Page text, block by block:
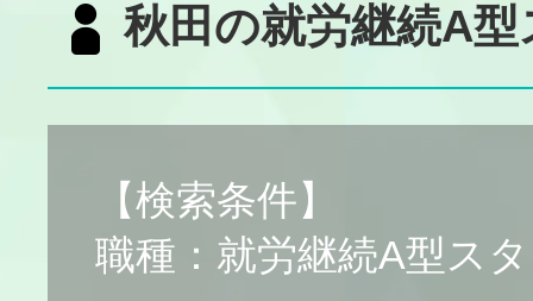
秋田の就労継続A
【検索条件】
職種：就労継続A型ス